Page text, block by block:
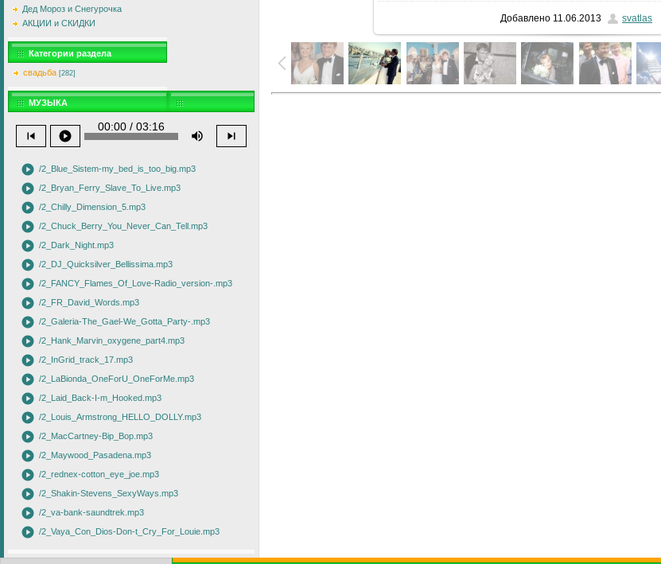
Дед Мороз и Снегурочка
АКЦИИ и СКИДКИ
Категории раздела
свадьба [282]
МУЗЫКА
skip_previous play_circle
00:00 / 03:16
volume_up skip_next
play_circle /2_Blue_Sistem-my_bed_is_too_big.mp3
play_circle /2_Bryan_Ferry_Slave_To_Live.mp3
play_circle /2_Chilly_Dimension_5.mp3
play_circle /2_Chuck_Berry_You_Never_Can_Tell.mp3
play_circle /2_Dark_Night.mp3
play_circle /2_DJ_Quicksilver_Bellissima.mp3
play_circle /2_FANCY_Flames_Of_Love-Radio_version-.mp3
play_circle /2_FR_David_Words.mp3
play_circle /2_Galeria-The_Gael-We_Gotta_Party-.mp3
play_circle /2_Hank_Marvin_oxygene_part4.mp3
play_circle /2_InGrid_track_17.mp3
play_circle /2_LaBionda_OneForU_OneForMe.mp3
play_circle /2_Laid_Back-I-m_Hooked.mp3
play_circle /2_Louis_Armstrong_HELLO_DOLLY.mp3
play_circle /2_MacCartney-Bip_Bop.mp3
play_circle /2_Maywood_Pasadena.mp3
play_circle /2_rednex-cotton_eye_joe.mp3
play_circle /2_Shakin-Stevens_SexyWays.mp3
play_circle /2_va-bank-saundtrek.mp3
play_circle /2_Vaya_Con_Dios-Don-t_Cry_For_Louie.mp3
Добавлено 11.06.2013 svatlas